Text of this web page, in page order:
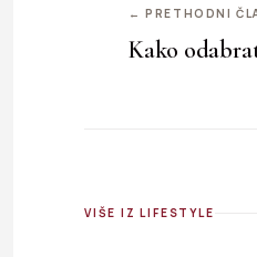
← PRETHODNI
Kako
VIŠE IZ LIFESTYLE